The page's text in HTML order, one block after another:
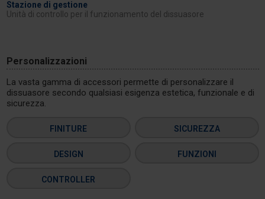
Stazione di gestione
Unità di controllo per il funzionamento del dissuasore
Personalizzazioni
La vasta gamma di accessori permette di personalizzare il
dissuasore secondo qualsiasi esigenza estetica, funzionale e di
sicurezza.
FINITURE SICUREZZA
DESIGN FUNZIONI
CONTROLLER